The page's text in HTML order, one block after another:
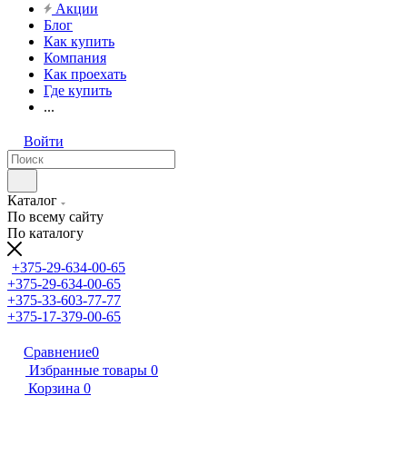
Акции
Блог
Как купить
Компания
Как проехать
Где купить
...
Войти
Каталог
По всему сайту
По каталогу
+375-29-634-00-65
+375-29-634-00-65
+375-33-603-77-77
+375-17-379-00-65
Сравнение0
Избранные товары 0
Корзина 0